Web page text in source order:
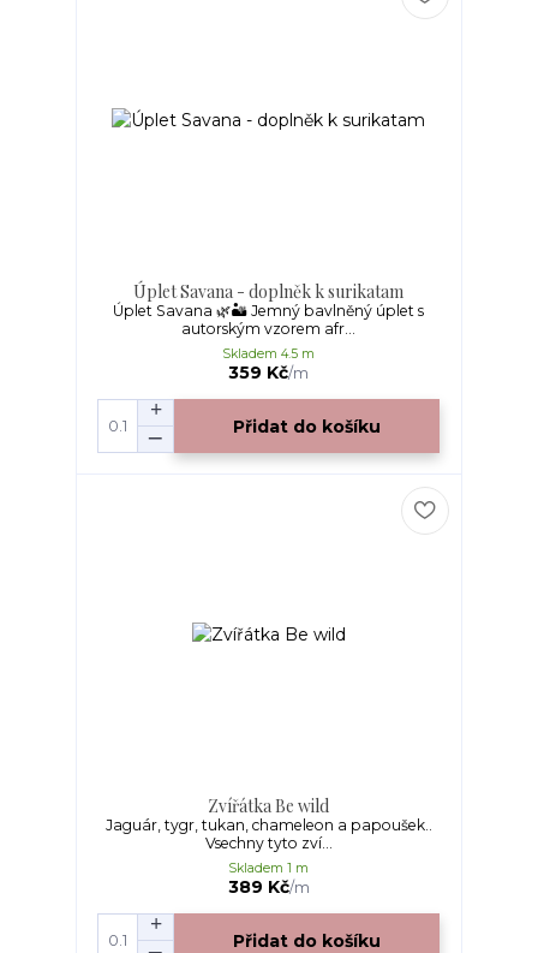
Úplet Savana - doplněk k surikatam
Úplet Savana 🌿🏜️ Jemný bavlněný úplet s
autorským vzorem afr...
359 Kč/m
Skladem 4.5 m
Přidat do košíku
Zvířátka Be wild
Jaguár, tygr, tukan, chameleon a papoušek..
Vsechny tyto zví...
389 Kč/m
Skladem 1 m
Přidat do košíku